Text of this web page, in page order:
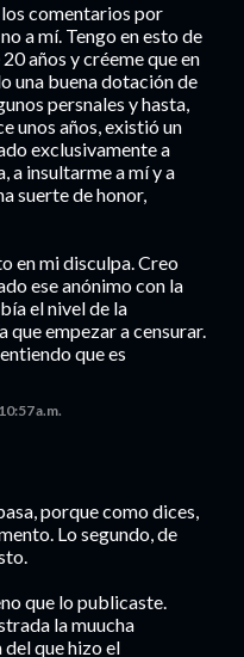
comentarios por
a mí. Tengo en esto de
años y créeme que en
una buena dotación de
persnales y hasta,
unos años, existió un
exclusivamente a
a insultarme a mí y a
suerte de honor,
en mi disculpa. Creo
ese anónimo con la
el nivel de la
empezar a censurar.
que es
a.m.
porque como dices,
Lo segundo, de
que lo publicaste.
la muucha
que hizo el